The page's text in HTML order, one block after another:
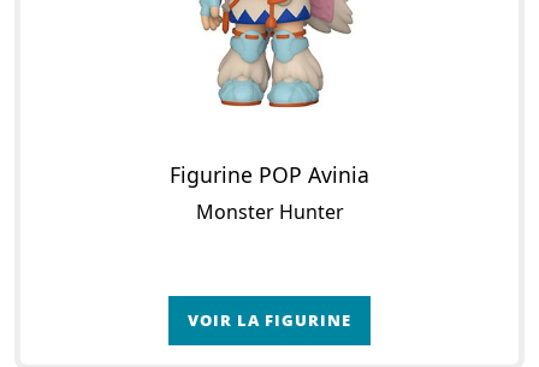
Figurine POP Avinia
Monster Hunter
VOIR LA FIGURINE